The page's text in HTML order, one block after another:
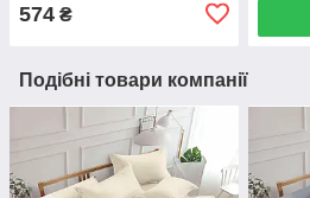
574 ₴
Подібні товари компанії